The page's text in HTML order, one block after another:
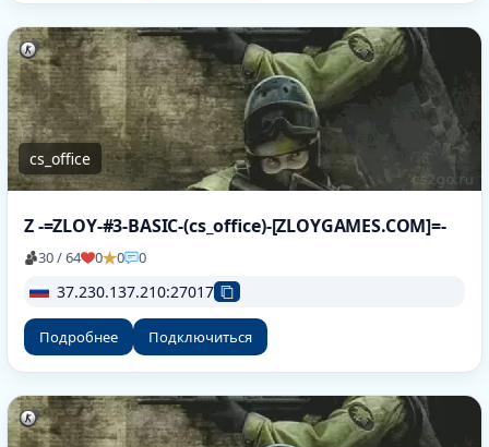
cs_office
Z -=ZLOY-#3-BASIC-(cs_office)-[ZLOYGAMES.COM]=-
30 / 64 0 0 0
37.230.137.210:27017
Подробнее Подключиться